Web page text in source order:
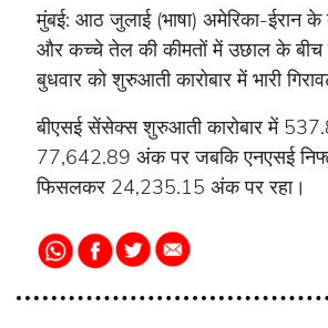
मुंबई: आठ जुलाई (भाषा) अमेरिका-ईरान के
और कच्चे तेल की कीमतों में उछाल के बीच
बुधवार को शुरुआती कारोबार में भारी
बीएसई सेंसेक्स शुरुआती कारोबार में
77,642.89 अंक पर जबकि एनएसई
फिसलकर 24,235.15 अंक पर रहा।